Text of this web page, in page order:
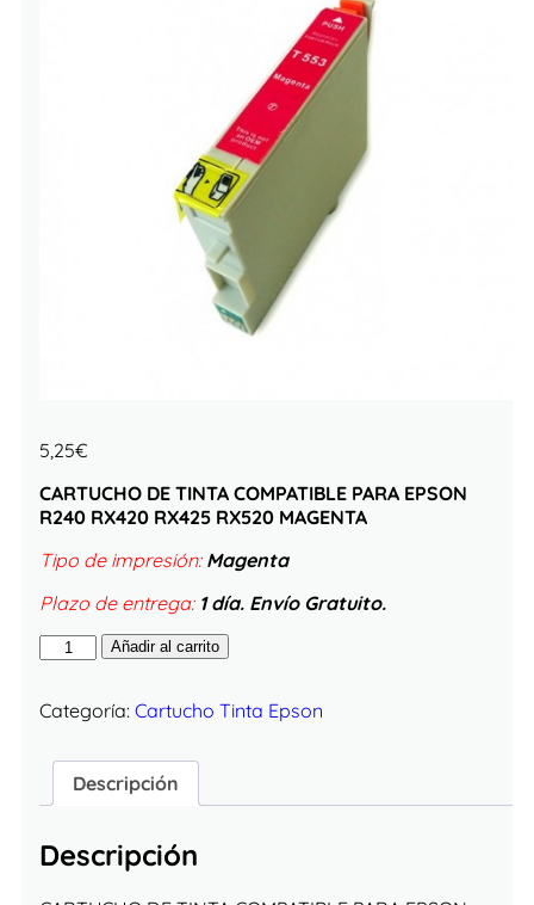
5,25€
CARTUCHO DE TINTA COMPATIBLE PARA EPSON
R240 RX420 RX425 RX520 MAGENTA
Tipo de impresión: Magenta
Plazo de entrega: 1 día. Envío Gratuito.
Añadir al carrito
Categoría: Cartucho Tinta Epson
Descripción
Descripción